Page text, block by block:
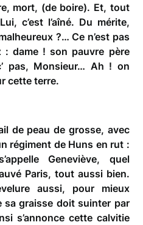
mort, (de boire). Et, tout
c’est l’aîné. Du mérite,
?… Ce n’est pas
: dame ! son pauvre père
pas, Monsieur… Ah ! on
cette terre.
de peau de grosse, avec
régiment de Huns en rut :
Geneviève, quel
Paris, tout aussi bien.
aussi, pour mieux
sa graisse doit suinter par
s’annonce cette calvitie